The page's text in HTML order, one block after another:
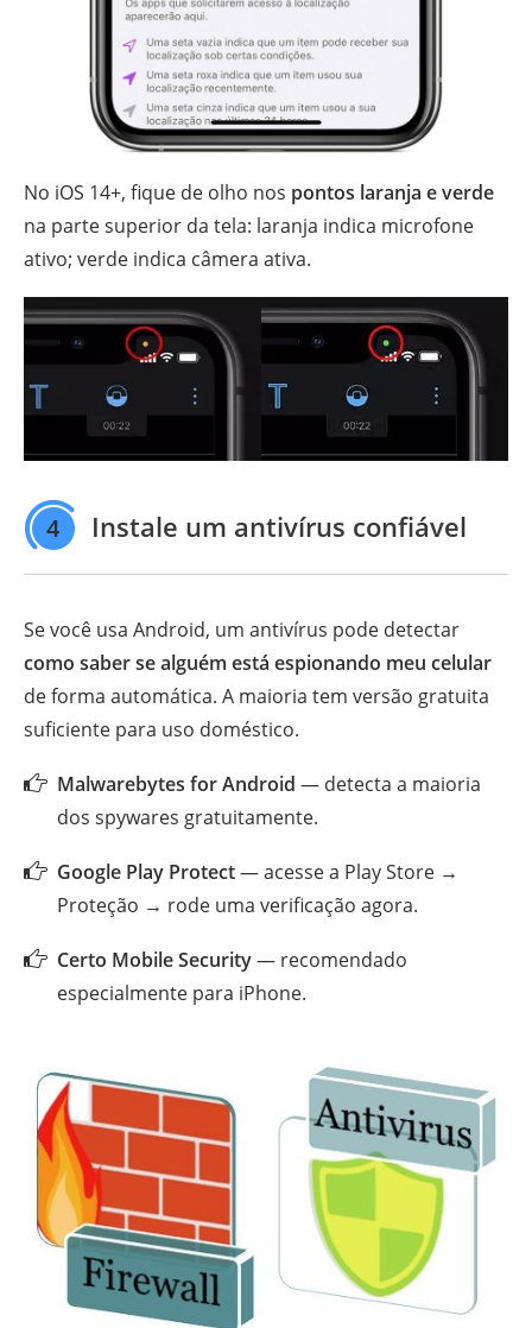
No iOS 14+, fique de olho nos pontos laranja e verde
na parte superior da tela: laranja indica microfone
ativo; verde indica câmera ativa.
4 Instale um antivírus confiável
Se você usa Android, um antivírus pode detectar
como saber se alguém está espionando meu celular
de forma automática. A maioria tem versão gratuita
suficiente para uso doméstico.
Malwarebytes for Android — detecta a maioria
dos spywares gratuitamente.
Google Play Protect— acesse a Play Store →
Proteção → rode uma verificação agora.
Certo Mobile Security— recomendado
especialmente para iPhone.